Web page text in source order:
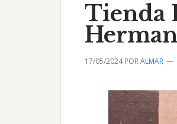
Tienda
17/05/2024PORALMAR